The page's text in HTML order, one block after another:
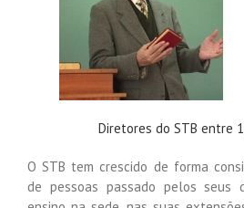
Diretores do STB entre
O STB tem crescido de forma
de pessoas passado pelos seus